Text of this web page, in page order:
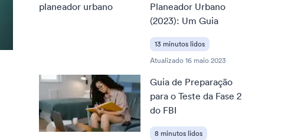
Planeador Urbano
(2023): Um Guia
13 minutos lidos
Atualizado16 maio 2023
Guia de Preparação
para o Teste da Fase 2
do FBI
8 minutos lidos